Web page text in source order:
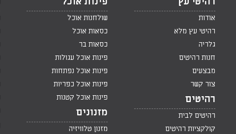
אודות
רהיטי עץ מלא
גלריה
חנות רהיטים
מבצעים
צור קשר
רהיטים
רהיטים לבית
קולקציות רהיטים
שולחנות אוכל
כסאות אוכל
כסאות בר
פינות אוכל עגולות
פינות אוכל נפתחות
פינות אוכל כפריות
פינות אוכל קטנות
מזנונים
מזנון טלוויזיה